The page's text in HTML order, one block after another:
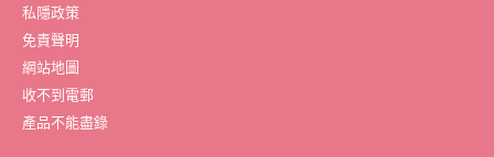
私隱政策
免責聲明
網站地圖
收不到電郵
產品不能盡錄